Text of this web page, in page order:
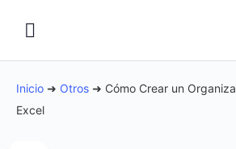
Inicio ➜ Otros ➜ Cómo Crear un
Excel